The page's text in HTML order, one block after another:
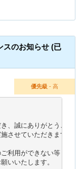
スのお知らせ (已
優先級 - 高
、誠にありがとうござい
させていただきます。
利用ができない等
いいたします。